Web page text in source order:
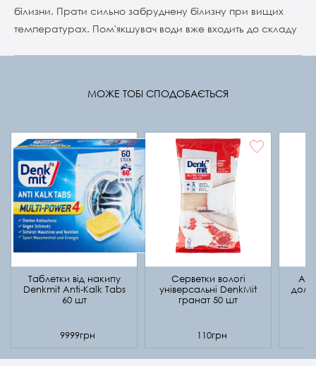
білизни. Прати сильно забруднену білизну при вищих
температурах. Пом'якшувач води вже входить до складу
МОЖЕ ТОБІ СПОДОБАЄТЬСЯ
Таблетки від накипу
Denkmit Anti-Kalk Tabs
60 шт
9999грн
Серветки вологі
універсальні DenkMit
гранат 50 шт
110грн
дому